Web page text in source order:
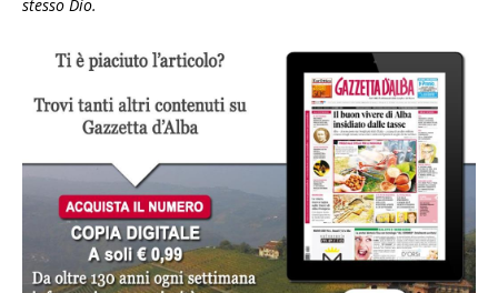
stesso Dio.